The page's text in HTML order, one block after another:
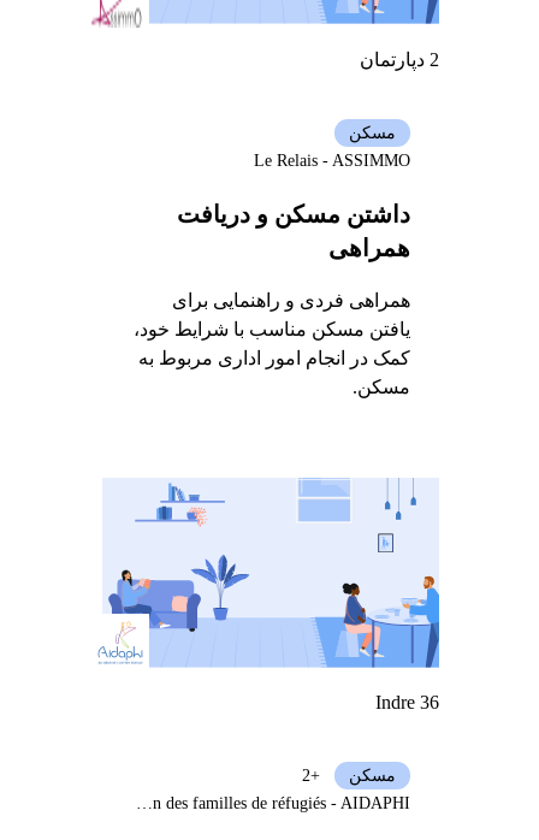
2 دپارتمان
داشتن مسکن و دریافت
همراهی
همراهی فردی و راهنمایی برای
یافتن مسکن مناسب با شرایط خود،
کمک در انجام امور اداری مربوط به
مسکن.
مسکن
Le Relais - ASSIMMO
Indre 36
مسکن
+2